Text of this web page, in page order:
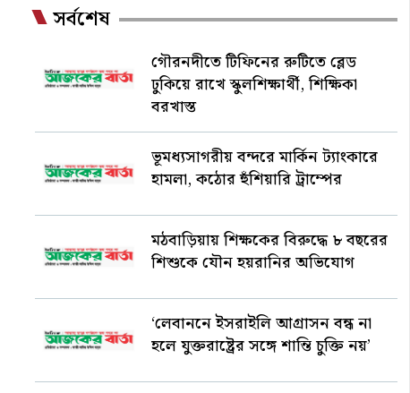
সর্বশেষ
গৌরনদীতে টিফিনের রুটিতে ব্লেড
ঢুকিয়ে রাখে স্কুলশিক্ষার্থী, শিক্ষিকা
বরখাস্ত
ভূমধ্যসাগরীয় বন্দরে মার্কিন ট্যাংকারে
হামলা, কঠোর হুঁশিয়ারি ট্রাম্পের
মঠবাড়িয়ায় শিক্ষকের বিরুদ্ধে ৮ বছরের
শিশুকে যৌন হয়রানির অভিযোগ
‘লেবাননে ইসরাইলি আগ্রাসন বন্ধ না
হলে যুক্তরাষ্ট্রের সঙ্গে শান্তি চুক্তি নয়’